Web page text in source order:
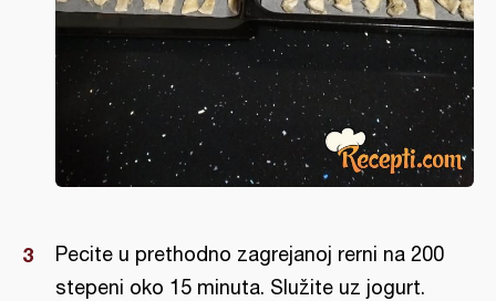
Pecite u prethodno zagrejanoj rerni na 200
stepeni oko 15 minuta. Služite uz jogurt.